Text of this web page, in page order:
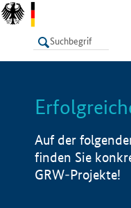
LISTE
Auf der
finden Sie
GRW-Projekte!